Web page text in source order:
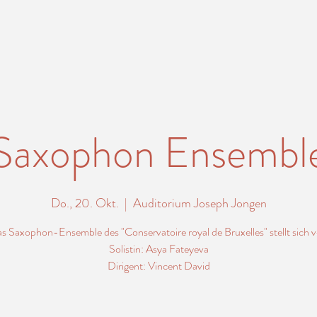
Do., 20. Okt.
  |
Auditorium Joseph Jongen
Saxophon-Ensemble des "Conservatoire royal de Bruxelles" stellt sich
Solistin: Asya Fateyeva
Dirigent: Vincent David